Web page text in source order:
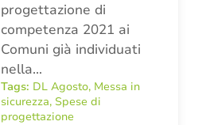
progettazione di
competenza 2021 ai
Comuni già individuati
nella…
Tags: DL Agosto, Messa in
sicurezza, Spese di
progettazione